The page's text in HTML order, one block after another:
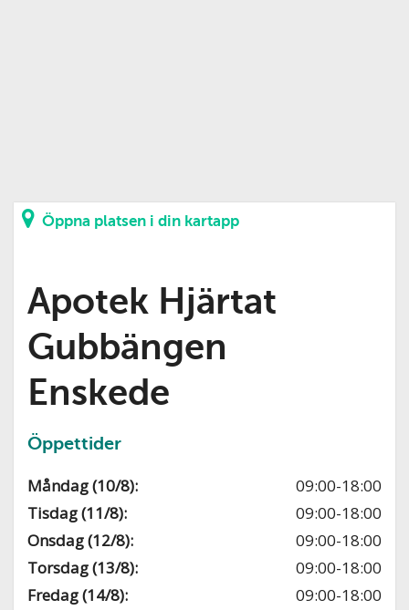
Öppna platsen i din kartapp
Apotek Hjärtat
Gubbängen
Enskede
Öppettider
Måndag (10/8):
09:00-18:00
Tisdag (11/8):
09:00-18:00
Onsdag (12/8):
09:00-18:00
Torsdag (13/8):
09:00-18:00
Fredag (14/8):
09:00-18:00